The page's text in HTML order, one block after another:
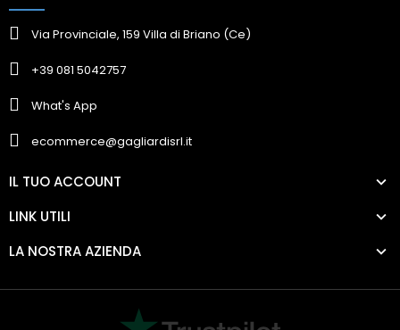
Via Provinciale, 159 Villa di Briano (Ce)
+39 081 5042757
What's App
ecommerce@gagliardisrl.it
IL TUO ACCOUNT
LINK UTILI
LA NOSTRA AZIENDA